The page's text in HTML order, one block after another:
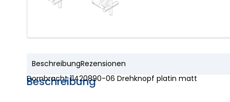
BeschreibungRezensionen
Beschreibung
Dornbracht 11420890-06 Drehknopf platin matt